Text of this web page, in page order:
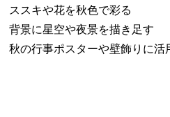
ススキや花を秋色で彩る
背景に星空や夜景を描き足す
秋の行事ポスターや壁飾りに活